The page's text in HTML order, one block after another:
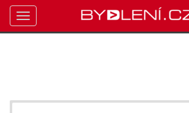
Toggle
navigation